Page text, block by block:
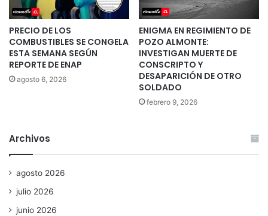
PRECIO DE LOS
COMBUSTIBLES SE CONGELA
ESTA SEMANA SEGÚN
REPORTE DE ENAP
agosto 6, 2026
ENIGMA EN REGIMIENTO DE
POZO ALMONTE:
INVESTIGAN MUERTE DE
CONSCRIPTO Y
DESAPARICIÓN DE OTRO
SOLDADO
febrero 9, 2026
Archivos
agosto 2026
julio 2026
junio 2026